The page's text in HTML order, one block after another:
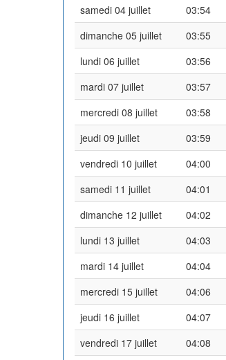
samedi 04 juillet
03:54
dimanche 05 juillet
03:55
lundi 06 juillet
03:56
mardi 07 juillet
03:57
mercredi 08 juillet
03:58
jeudi 09 juillet
03:59
vendredi 10 juillet
04:00
samedi 11 juillet
04:01
dimanche 12 juillet
04:02
lundi 13 juillet
04:03
mardi 14 juillet
04:04
mercredi 15 juillet
04:06
jeudi 16 juillet
04:07
vendredi 17 juillet
04:08